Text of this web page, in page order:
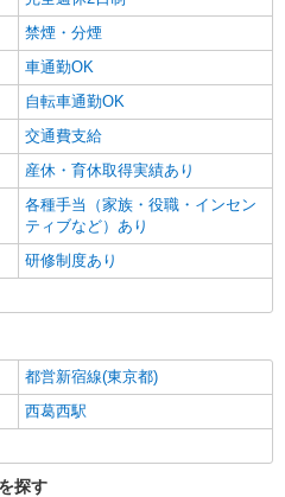
禁煙・分煙
車通勤OK
自転車通勤OK
交通費支給
産休・育休取得実績あり
各種手当（家族・役職・インセン
ティブなど）あり
研修制度あり
都営新宿線(東京都)
西葛西駅
探す